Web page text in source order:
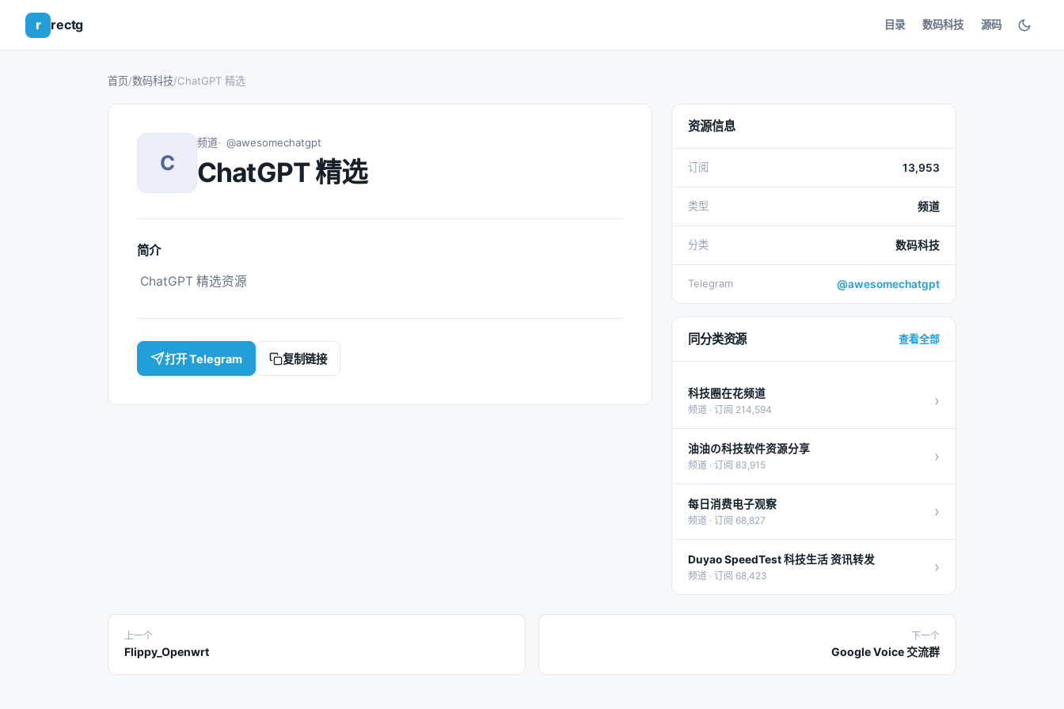
r rectg 目录 数码科技 源码
首页/数码科技/ChatGPT 精选
C
频道 @awesomechatgpt
ChatGPT 精选
简介
ChatGPT 精选资源
打开 Telegram 复制链接
资源信息
订阅 13,953
类型 频道
分类 数码科技
Telegram @awesomechatgpt
同分类资源 查看全部
科技圈在花频道
频道 · 订阅 214,594 ›
油油の科技软件资源分享
频道 · 订阅 83,915 ›
每日消费电子观察
频道 · 订阅 68,827 ›
Duyao SpeedTest 科技生活 资讯转发
频道 · 订阅 68,423 ›
上一个
Flippy_Openwrt
下一个
Google Voice 交流群